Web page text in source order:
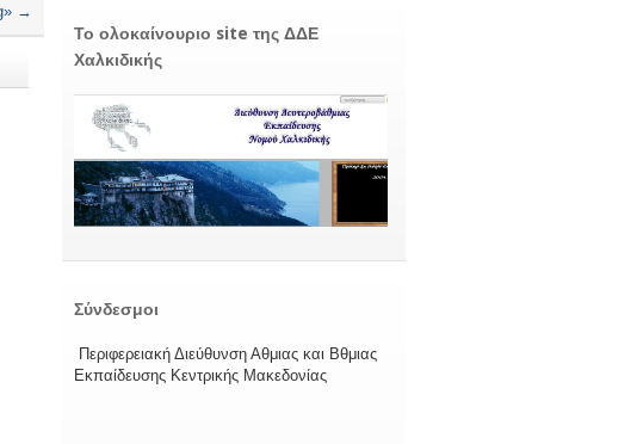
→
Το ολοκαίνουριο site της ΔΔΕ
Χαλκιδικής
Σύνδεσμοι
Περιφερειακή Διεύθυνση Αθμιας και Βθμιας
Εκπαίδευσης Κεντρικής Μακεδονίας